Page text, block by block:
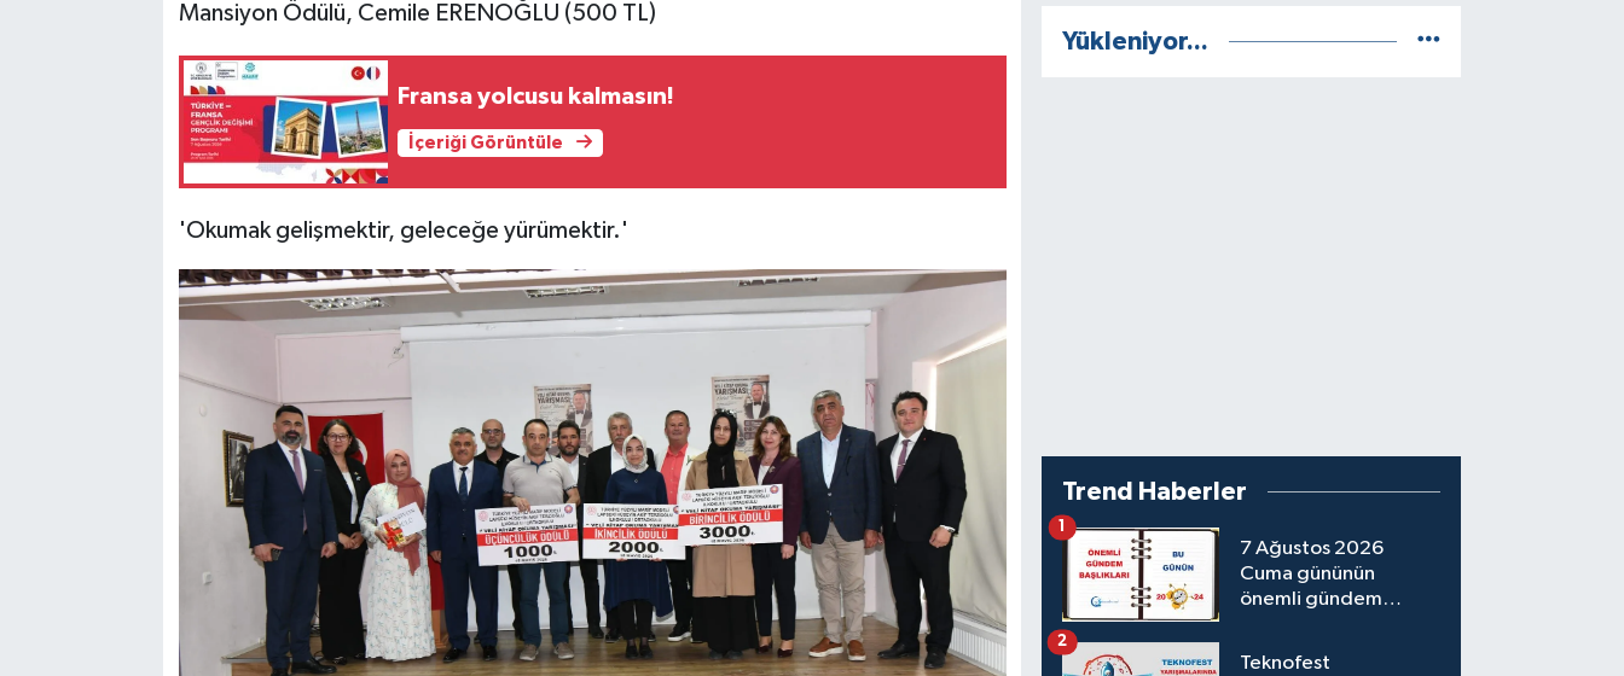
Mansiyon Ödülü, Cemile ERENOĞLU (500 TL)
Fransa yolcusu kalmasın!
İçeriği Görüntüle
'Okumak gelişmektir, geleceğe yürümektir.'
Yükleniyor...
Trend Haberler
7 Ağustos 2026
Cuma gününün
önemli gündem
1
Teknofest
2